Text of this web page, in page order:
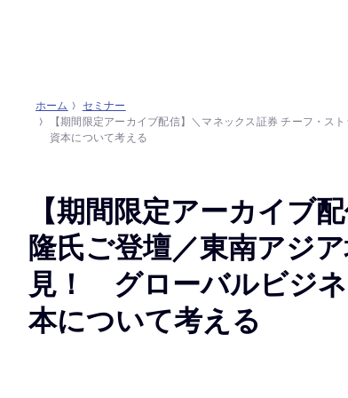
ホーム
セミナー
【期間限定アーカイブ配信】＼マネックス証券 チーフ・
資本について考える
【期間限定アーカイブ
隆氏ご登壇／東南アジ
見！ グローバルビジ
本について考える